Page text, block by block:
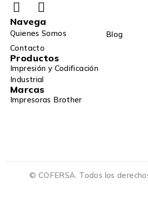
Navega
Quienes Somos
Blog
Contacto
Productos
Impresión y Codificación
Industrial
Marcas
Impresoras Brother
© COFERSA. Todos los